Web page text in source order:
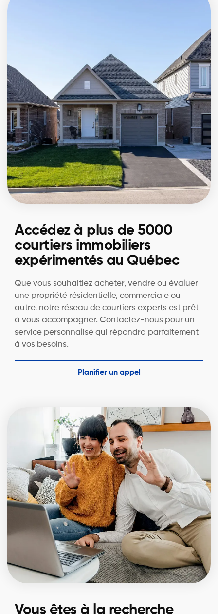
Accédez à plus de 5000
courtiers immobiliers
expérimentés au Québec
Que vous souhaitiez acheter, vendre ou évaluer
une propriété résidentielle, commerciale ou
autre, notre réseau de courtiers experts est prêt
à vous accompagner. Contactez-nous pour un
service personnalisé qui répondra parfaitement
à vos besoins.
Planifier un appel
Vous êtes à la recherche